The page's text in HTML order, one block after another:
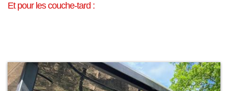
Et pour les couche-tard :